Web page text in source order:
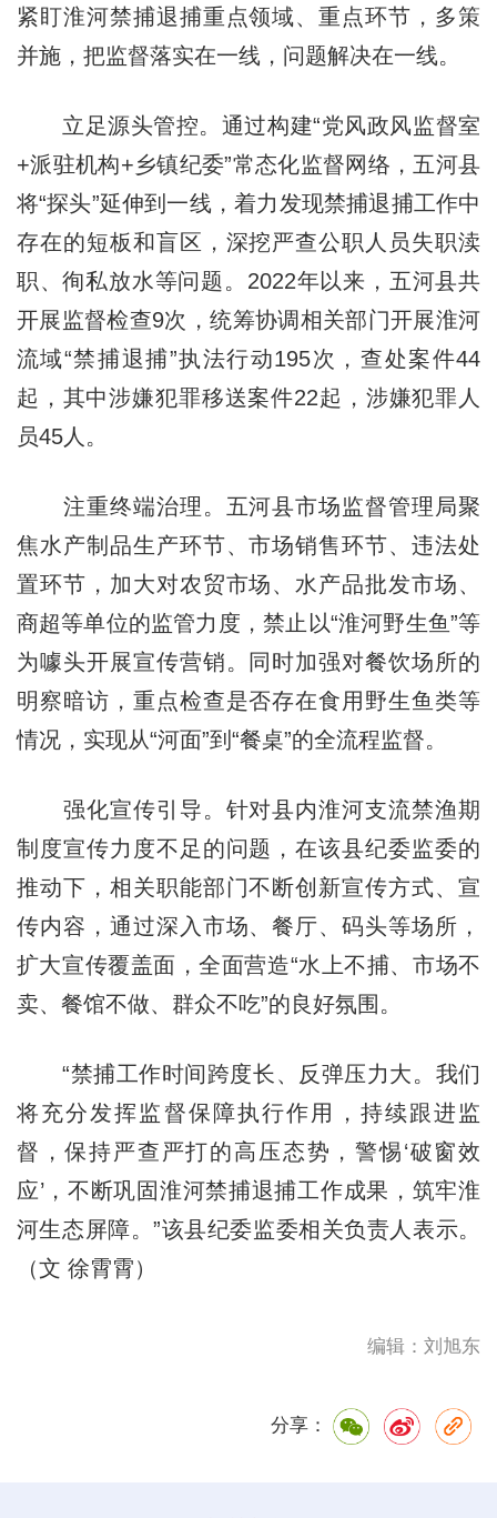
紧盯淮河禁捕退捕重点领域、重点环节，多策
并施，把监督落实在一线，问题解决在一线。
立足源头管控。通过构建“党风政风监督室
+派驻机构+乡镇纪委”常态化监督网络，五河县
将“探头”延伸到一线，着力发现禁捕退捕工作中
存在的短板和盲区，深挖严查公职人员失职渎
职、徇私放水等问题。2022年以来，五河县共
开展监督检查9次，统筹协调相关部门开展淮河
流域“禁捕退捕”执法行动195次，查处案件44
起，其中涉嫌犯罪移送案件22起，涉嫌犯罪人
员45人。
注重终端治理。五河县市场监督管理局聚
焦水产制品生产环节、市场销售环节、违法处
置环节，加大对农贸市场、水产品批发市场、
商超等单位的监管力度，禁止以“淮河野生鱼”等
为噱头开展宣传营销。同时加强对餐饮场所的
明察暗访，重点检查是否存在食用野生鱼类等
情况，实现从“河面”到“餐桌”的全流程监督。
强化宣传引导。针对县内淮河支流禁渔期
制度宣传力度不足的问题，在该县纪委监委的
推动下，相关职能部门不断创新宣传方式、宣
传内容，通过深入市场、餐厅、码头等场所，
扩大宣传覆盖面，全面营造“水上不捕、市场不
卖、餐馆不做、群众不吃”的良好氛围。
“禁捕工作时间跨度长、反弹压力大。我们
将充分发挥监督保障执行作用，持续跟进监
督，保持严查严打的高压态势，警惕‘破窗效
应’，不断巩固淮河禁捕退捕工作成果，筑牢淮
河生态屏障。”该县纪委监委相关负责人表示。
（文 徐霄霄）
编辑：刘旭东
分享：